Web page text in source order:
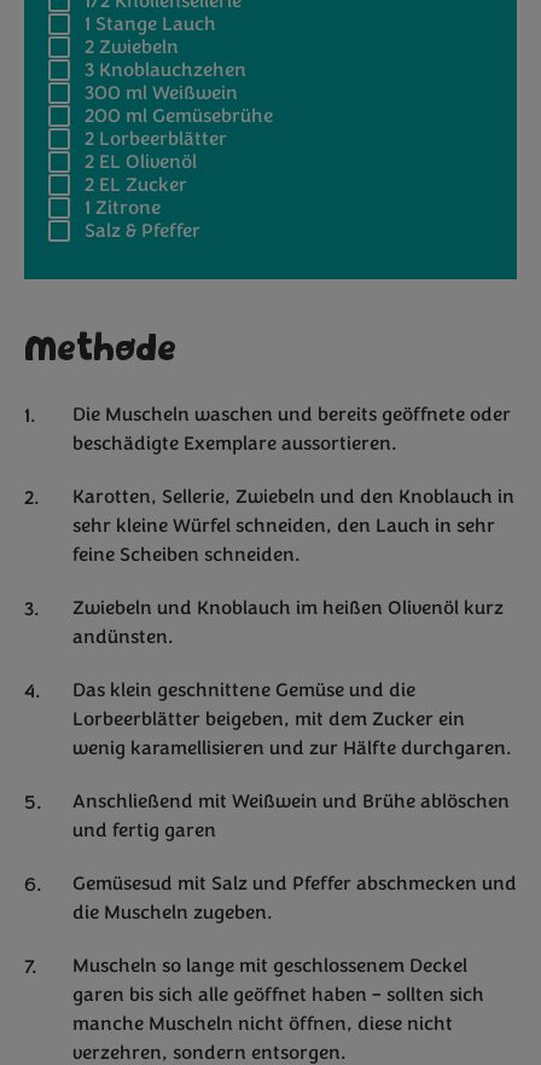
1 Stange Lauch
2 Zwiebeln
3 Knoblauchzehen
300 mlWeißwein
200 ml Gemüsebrühe
2 Lorbeerblätter
2 EL Olivenöl
2 EL Zucker
1 Zitrone
Salz & Pfeffer
Methode
Die Muscheln waschen und bereits geöffnete oder
beschädigte Exemplare aussortieren.
Karotten, Sellerie, Zwiebeln und den Knoblauch in
sehr kleine Würfel schneiden, den Lauch in sehr
feine Scheiben schneiden.
Zwiebeln und Knoblauch im heißen Olivenöl kurz
andünsten.
Das klein geschnittene Gemüse und die
Lorbeerblätter beigeben, mit dem Zucker ein
wenig karamellisieren und zur Hälfte durchgaren.
Anschließend mit Weißwein und Brühe ablöschen
und fertig garen
Gemüsesud mit Salz und Pfeffer abschmecken und
die Muscheln zugeben.
Muscheln so lange mit geschlossenem Deckel
garen bis sich alle geöffnet haben – sollten sich
manche Muscheln nicht öffnen, diese nicht
verzehren, sondern entsorgen.